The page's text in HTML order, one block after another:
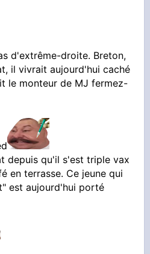
d'extrême-droite. Breton,
il vivrait aujourd'hui caché
le monteur de MJ fermez-
depuis qu'il s'est triple vax
en terrasse. Ce jeune qui
est aujourd'hui porté